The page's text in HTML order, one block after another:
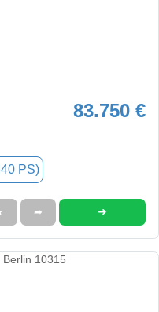
83.750 €
PS)
➦ ➜